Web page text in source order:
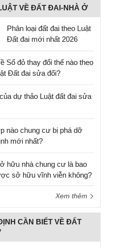
VỀ ĐẤT ĐAI-NHÀ Ở
Phân loại đất đai theo Luật
Đất đai mới nhất 2026
Sổ đỏ thay đổi thế nào theo
Đất đai sửa đổi?
dự thảo Luật đất đai sửa
nào chung cư bị phá dỡ
mới nhất?
hữu nhà chung cư là bao
sở hữu vĩnh viễn không?
Xem thêm
CẦN BIẾT VỀ ĐẤT